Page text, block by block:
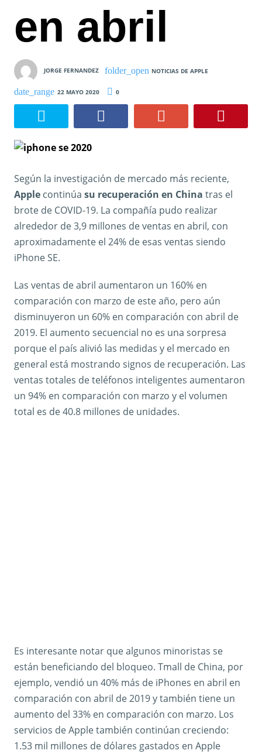
en abril
JORGE FERNANDEZ NOTICIAS DE APPLE
22 MAYO 2020 0
Según la investigación de mercado más reciente,
Apple continúa su recuperación en China tras el
brote de COVID-19. La compañía pudo realizar
alrededor de 3,9 millones de ventas en abril, con
aproximadamente el 24% de esas ventas siendo
iPhone SE.
Las ventas de abril aumentaron un 160% en
comparación con marzo de este año, pero aún
disminuyeron un 60% en comparación con abril de
2019. El aumento secuencial no es una sorpresa
porque el país alivió las medidas y el mercado en
general está mostrando signos de recuperación. Las
ventas totales de teléfonos inteligentes aumentaron
un 94% en comparación con marzo y el volumen
total es de 40.8 millones de unidades.
Es interesante notar que algunos minoristas se
están beneficiando del bloqueo. Tmall de China, por
ejemplo, vendió un 40% más de iPhones en abril en
comparación con abril de 2019 y también tiene un
aumento del 33% en comparación con marzo. Los
servicios de Apple también continúan creciendo:
1.53 mil millones de dólares gastados en Apple